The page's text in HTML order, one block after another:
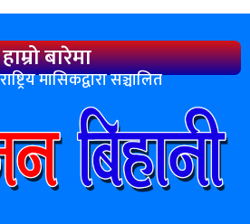
हाम्रो बारेमा
मासिकद्वारा सञ्चालित